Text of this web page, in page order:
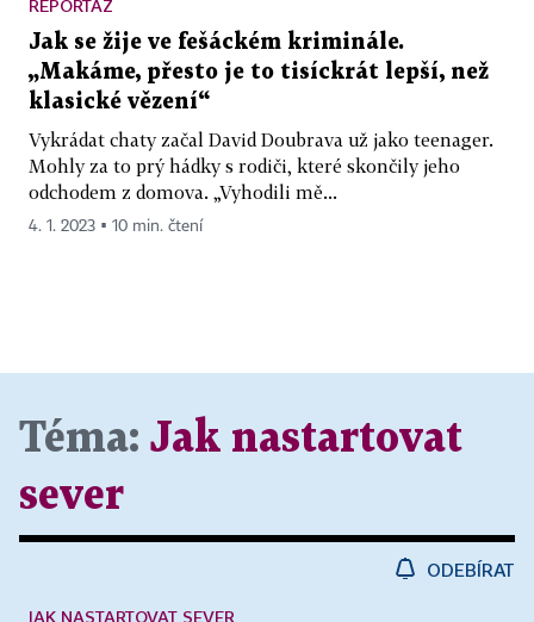
REPORTÁŽ
Jak se žije ve fešáckém kriminále.
„Makáme, přesto je to tisíckrát lepší, než
klasické vězení“
Vykrádat chaty začal David Doubrava už jako teenager.
Mohly za to prý hádky s rodiči, které skončily jeho
odchodem z domova. „Vyhodili mě...
4. 1. 2023 ▪ 10 min. čtení
Téma: Jak nastartovat
sever
ODEBÍRAT
JAK NASTARTOVAT SEVER